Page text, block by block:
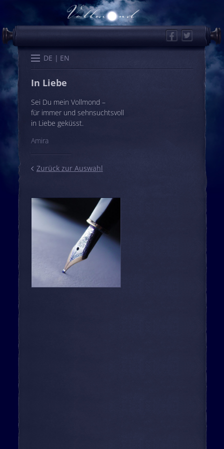
FacebookTwitter
DE EN
Start Kalender Karten
In Liebe
Sei Du mein Vollmond –
für immer und sehnsuchtsvoll
in Liebe geküsst.
Amira
Zurück zur Auswahl